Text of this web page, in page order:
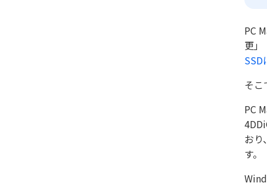
PC
更」
SSD
そ
PC
おり
す。